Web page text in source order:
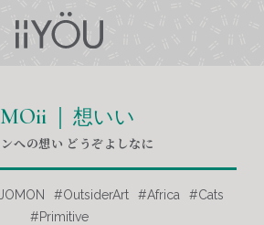
想いい
への想い どうぞよしなに
JOMON OutsiderArt Africa
Cats
Primitive